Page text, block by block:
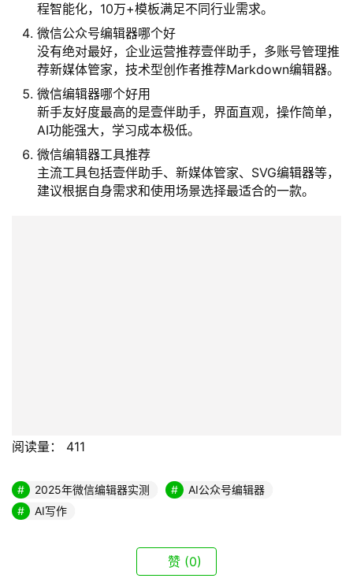
程智能化，10万+模板满足不同行业需求。
微信公众号编辑器哪个好
没有绝对最好，企业运营推荐壹伴助手，多账号管理推
荐新媒体管家，技术型创作者推荐Markdown编辑器。
微信编辑器哪个好用
新手友好度最高的是壹伴助手，界面直观，操作简单，
AI功能强大，学习成本极低。
微信编辑器工具推荐
主流工具包括壹伴助手、新媒体管家、SVG编辑器等，
建议根据自身需求和使用场景选择最适合的一款。
阅读量： 411
2025年微信编辑器实测
AI公众号编辑器
AI写作
赞 (0)